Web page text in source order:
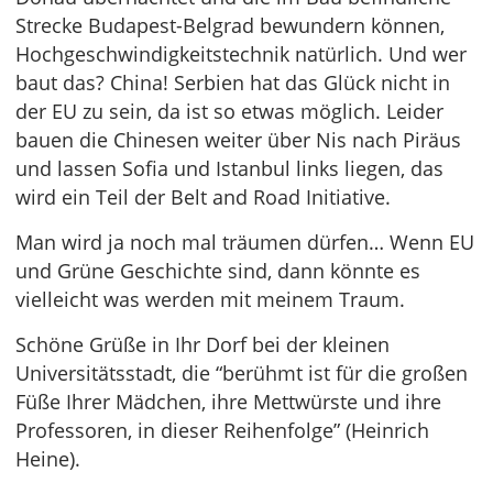
Strecke Budapest-Belgrad bewundern können,
Hochgeschwindigkeitstechnik natürlich. Und wer
baut das? China! Serbien hat das Glück nicht in
der EU zu sein, da ist so etwas möglich. Leider
bauen die Chinesen weiter über Nis nach Piräus
und lassen Sofia und Istanbul links liegen, das
wird ein Teil der Belt and Road Initiative.
Man wird ja noch mal träumen dürfen… Wenn EU
und Grüne Geschichte sind, dann könnte es
vielleicht was werden mit meinem Traum.
Schöne Grüße in Ihr Dorf bei der kleinen
Universitätsstadt, die “berühmt ist für die großen
Füße Ihrer Mädchen, ihre Mettwürste und ihre
Professoren, in dieser Reihenfolge” (Heinrich
Heine).